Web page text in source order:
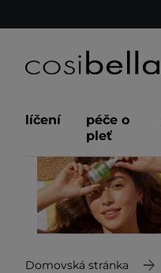
líčení
péče o
pleť
Domovská stránka